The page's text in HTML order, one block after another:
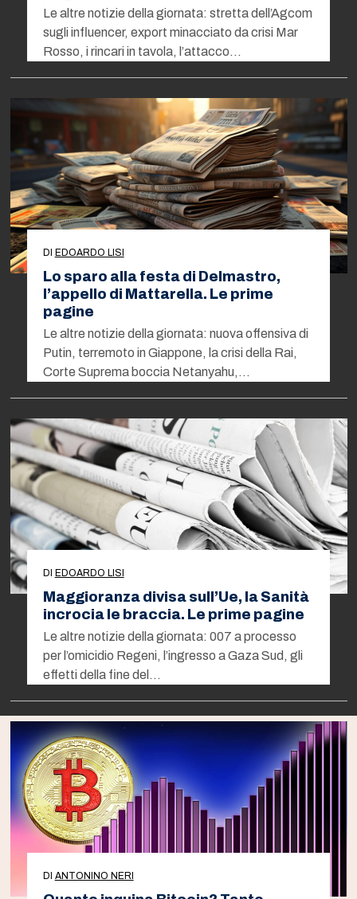
Le altre notizie della giornata: stretta dell’Agcom
sugli influencer, export minacciato da crisi Mar
Rosso, i rincari in tavola, l’attacco…
DI EDOARDO LISI
Lo sparo alla festa di Delmastro,
l’appello di Mattarella. Le prime
pagine
Le altre notizie della giornata: nuova offensiva di
Putin, terremoto in Giappone, la crisi della Rai,
Corte Suprema boccia Netanyahu,…
DI EDOARDO LISI
Maggioranza divisa sull’Ue, la Sanità
incrocia le braccia. Le prime pagine
Le altre notizie della giornata: 007 a processo
per l’omicidio Regeni, l’ingresso a Gaza Sud, gli
effetti della fine del…
DI ANTONINO NERI